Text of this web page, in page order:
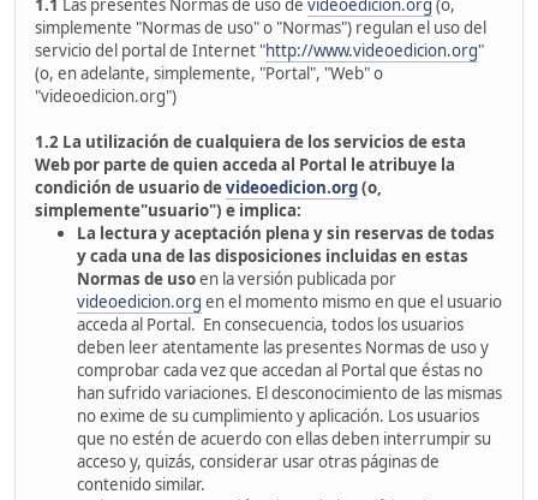
1.1 Las presentes Normas de uso de videoedicion.org (o,
simplemente "Normas de uso" o "Normas") regulan el uso del
servicio del portal de Internet "http://www.videoedicion.org"
(o, en adelante, simplemente, "Portal", "Web" o
"videoedicion.org")
1.2 La utilización de cualquiera de los servicios de esta
Web por parte de quien acceda al Portal le atribuye la
condición de usuario devideoedicion.org(o,
simplemente"usuario") e implica:
La lectura y aceptación plena y sin reservas de todas
y cada una de las disposiciones incluidas en estas
Normas de usoen la versión publicada por
videoedicion.org en el momento mismo en que el usuario
acceda al Portal. En consecuencia, todos los usuarios
deben leer atentamente las presentes Normas de uso y
comprobar cada vez que accedan al Portal que éstas no
han sufrido variaciones. El desconocimiento de las mismas
no exime de su cumplimiento y aplicación. Los usuarios
que no estén de acuerdo con ellas deben interrumpir su
acceso y, quizás, considerar usar otras páginas de
contenido similar.